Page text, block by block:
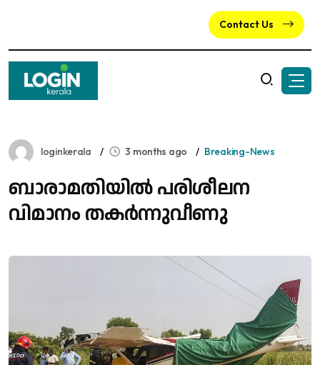
Contact Us
loginkerala 3 months ago Breaking-News
ബാരാമതിയിൽ പരിശീലന
വിമാനം തകർന്നുവീണു